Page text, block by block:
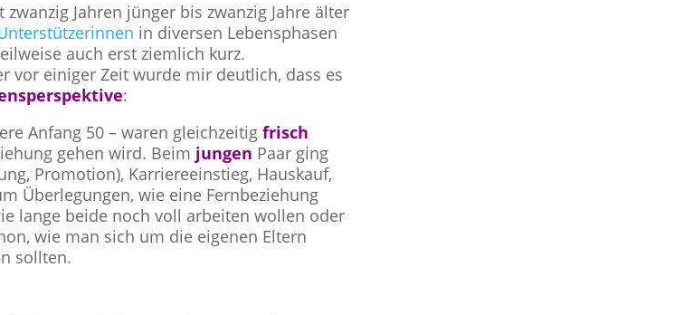
Jahren jünger bis zwanzig Jahre älter
in diversen Lebensphasen
auch erst ziemlich kurz.
vor einiger Zeit wurde mir deutlich, dass es
:
Anfang 50 – waren gleichzeitigfrisch
gehen wird. Beim jungen Paar ging
Promotion), Karriereeinstieg, Hauskauf,
Überlegungen, wie eine Fernbeziehung
lange beide noch voll arbeiten wollen oder
wie man sich um die eigenen Eltern
sollten.